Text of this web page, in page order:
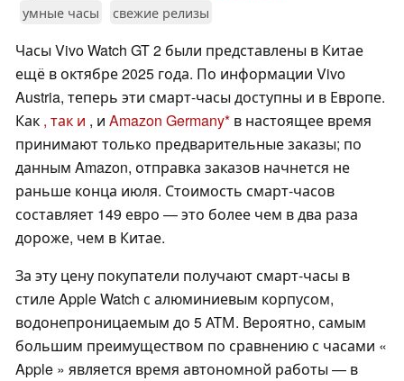
умные часы свежие релизы
Часы Vivo Watch GT 2 были представлены в Китае
ещё в октябре 2025 года. По информации Vivo
Austria, теперь эти смарт-часы доступны и в Европе.
Как , так и , и Amazon Germany в настоящее время
принимают только предварительные заказы; по
данным Amazon, отправка заказов начнется не
раньше конца июля. Стоимость смарт-часов
составляет 149 евро — это более чем в два раза
дороже, чем в Китае.
За эту цену покупатели получают смарт-часы в
стиле Apple Watch с алюминиевым корпусом,
водонепроницаемым до 5 АТМ. Вероятно, самым
большим преимуществом по сравнению с часами «
Apple » является время автономной работы — в